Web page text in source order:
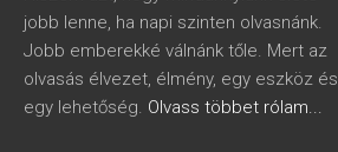
jobb lenne, ha napi szinten olvasnánk.
Jobb emberekké válnánk tőle. Mert az
olvasás élvezet, élmény, egy eszköz és
egy lehetőség. Olvass többet rólam...